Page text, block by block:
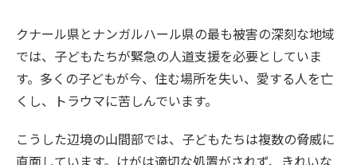
クナール県とナンガルハール県の最も被害の深刻な地域
では、子どもたちが緊急の人道支援を必要としていま
す。多くの子どもが今、住む場所を失い、愛する人を亡
くし、トラウマに苦しんでいます。
こうした辺境の山間部では、子どもたちは複数の脅威に
直面しています。けがは適切な処置がされず、きれいな